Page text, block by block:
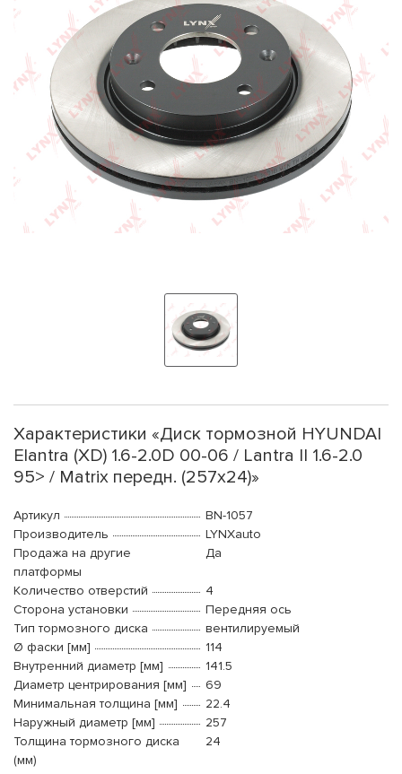
Характеристики «Диск тормозной HYUNDAI
Elantra (XD) 1.6-2.0D 00-06 / Lantra II 1.6-2.0
95> / Matrix передн. (257x24)»
Артикул
BN-1057
Производитель
LYNXauto
Продажа на другие
платформы
Да
Количество отверстий
4
Сторона установки
Передняя ось
Тип тормозного диска
вентилируемый
Ø фаски [мм]
114
Внутренний диаметр [мм]
141.5
Диаметр центрирования [мм]
69
Минимальная толщина [мм]
22.4
Наружный диаметр [мм]
257
Толщина тормозного диска
(мм)
24